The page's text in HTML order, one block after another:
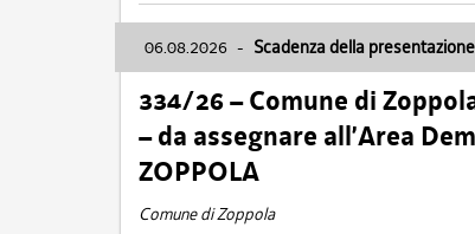
06.08.2026 - Scadenza della
334/26 – Comune di
– da assegnare all’Area
ZOPPOLA
Comune di Zoppola